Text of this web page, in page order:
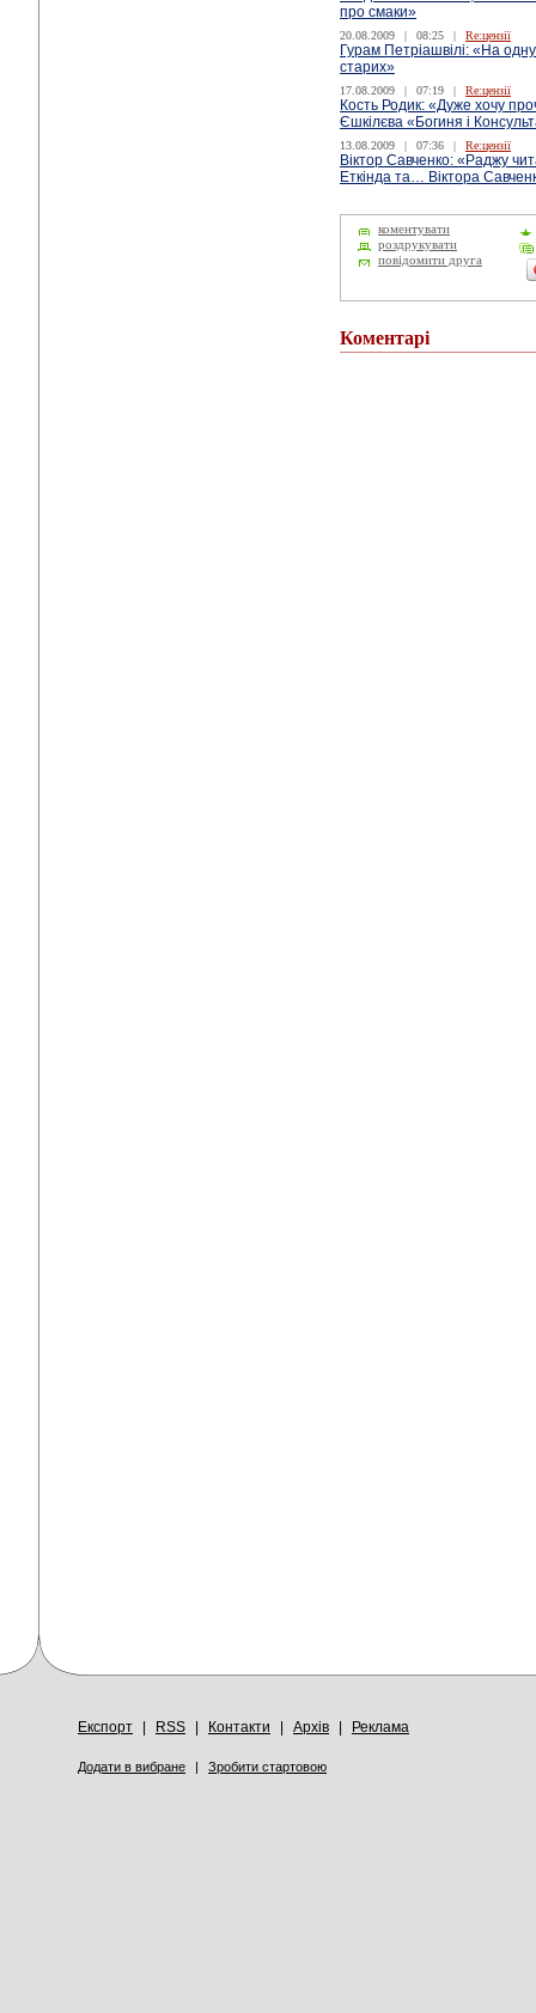
про смаки»
20.08.2009 | 08:25 | Re:цензії
Гурам Петріашвілі: «На
старих»
17.08.2009 | 07:19 | Re:цензії
Кость Родик: «Дуже хочу
Єшкілєва «Богиня і
13.08.2009 | 07:36 | Re:цензії
Віктор Савченко: «Раджу
Еткінда та… Віктора
коментувати
роздрукувати
повідомити друга
Коментарі
Експорт RSS Контакти Архів Реклама
Додати в вибране | Зробити стартовою